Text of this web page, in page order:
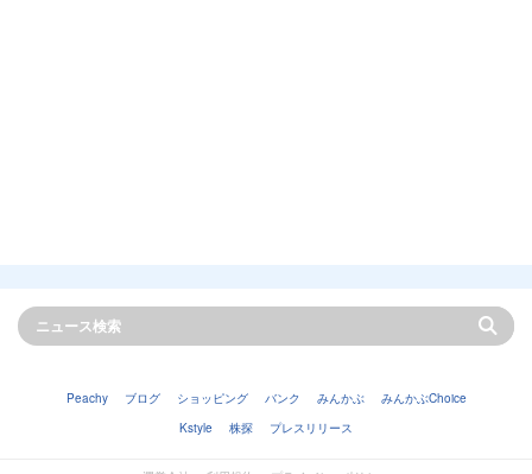
Peachy ブログ ショッピング バンク みんかぶ
みんかぶChoice
Kstyle
株探 プレスリリース